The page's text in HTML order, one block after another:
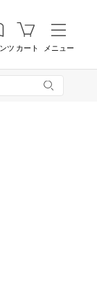
ツ カート メニュー